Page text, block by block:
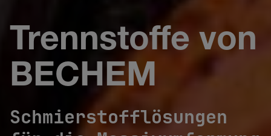
Trennstoffe von
BECHEM
Schmierstofflösungen